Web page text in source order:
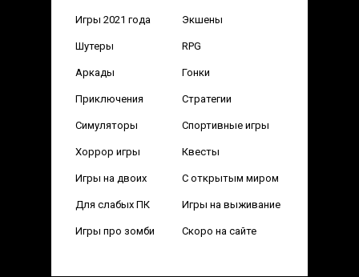
Игры 2021 года Экшены
Шутеры RPG
Аркады Гонки
Приключения Стратегии
Симуляторы Спортивные игры
Хоррор игры Квесты
Игры на двоих С открытым миром
Для слабых ПК Игры на выживание
Игры про зомби Скоро на сайте